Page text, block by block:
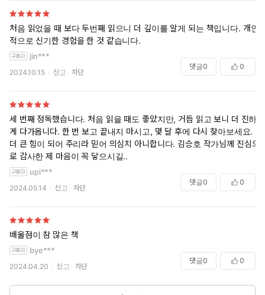
처음 읽었을 때 보다 두번째 읽으니 더 깊이를 알게 되는 책입니다. 개인
적으로 신기한 경험을 한 것 같습니다.
jin***
2024.10.15 신고 차단
댓글0 0
세 번째 정독했습니다. 처음 읽을 때도 좋았지만, 거듭 읽고 보니 더 진하
게 다가옵니다. 한 번 보고 끝내지 마시고, 몇 달 후에 다시 찾아보세요.
더 큰 힘이 되어 주리라 믿어 의심치 아니합니다. 김승호 작가님께 진심으
로 감사한 제 마음이 꼭 닿으시길..
upi***
2024.05.14 신고 차단
댓글0 0
배울점이 참 많은 책
bye***
2024.04.20 신고 차단
댓글0 0